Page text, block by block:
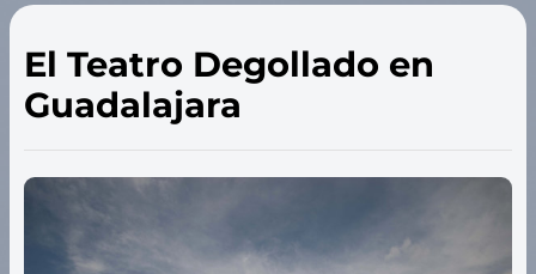
El Teatro Degollado en
Guadalajara